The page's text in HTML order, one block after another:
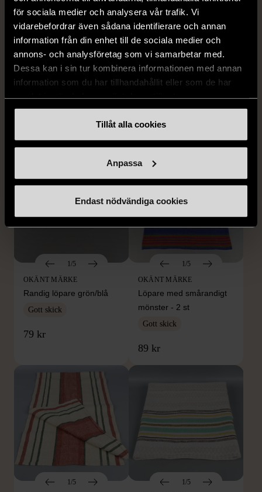
för sociala medier och analysera vår trafik. Vi
vidarebefordrar även sådana identifierare och annan
information från din enhet till de sociala medier och
annons- och analysföretag som vi samarbetar med.
Dessa kan i sin tur kombinera informationen med annan
information som du har tillhandahållit eller som de har
Tillåt alla cookies
Anpassa
Endast nödvändiga cookies
1/5
1/5
99 kr
1/5
OKÄNT MÄRKE
Randig löpare grön/blå
Gott skick
79 kr
1/5
OKÄNT MÄRKE
Löpare med smårandigt
mönster - 2 st
Gott skick
89 kr
1/5
1/5